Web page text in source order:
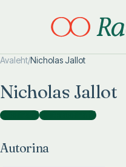
Avaleht/Nicholas Jallot
Nicholas Jallot
Autorina )Illustraatorina )
Autorina